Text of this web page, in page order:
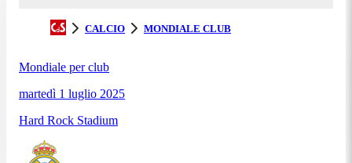
CALCIO MONDIALE CLUB
Mondiale per club
martedì 1 luglio 2025
Hard Rock Stadium